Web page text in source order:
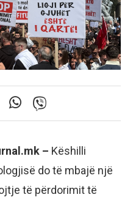
– Këshilli
do të mbajë një
të përdorimit të